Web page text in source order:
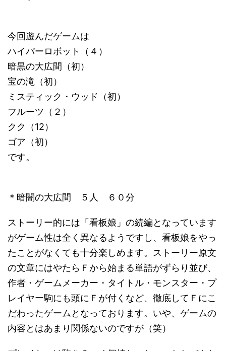
今回遊んだゲームは
ハイパーロボット（４）
暗黒の大広間（初）
宝の滝（初）
ミスティック・ウッド（初）
フルーツ（２）
クク（12）
ゴア（初）
です。
＊暗闇の大広間 ５人 ６０分
ストーリー的には「看板娘」の続編となっています
がゲーム性は全く異なるようですし、看板娘をやっ
たことがなくても十分楽しめます。ストーリー原文
の文章にはやたらＦから始まる単語がずらり並び、
作者・ゲームメーカー・タイトル・モンスター・プ
レイヤー駒にも頭にＦが付くなど、徹底してＦにこ
だわったゲームとなっております。いや、ゲームの
内容とはあまり関係ないのですが（笑）